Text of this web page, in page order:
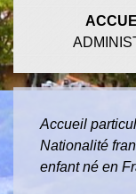
Accueil
Nationalité
enfant né en